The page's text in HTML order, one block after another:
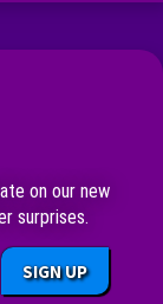
on our new
surprises.
SIGN UP